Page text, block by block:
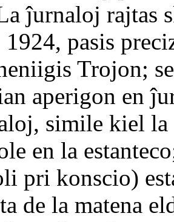
ĵurnaloj rajtas
1924, pasis
Trojon;
aperigon en
simile kiel la
en la
pri konscio)
de la matena